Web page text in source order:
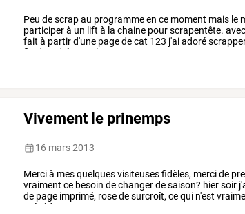
Peu de scrap au programme en ce moment mais le
participer à un lift à la chaine pour scrapentête.
fait à partir d'une page de cat 123 j'ai adoré
fin de soirée. merlette
Vivement le prinemps
16 mars 2013
Mercià mesquelquesvisiteusesfidèles, mercide
vraiment ce besoin dechangerdesaison? hiersoir
de page imprimé, rosedesurcroît,cequi n'est
précédente